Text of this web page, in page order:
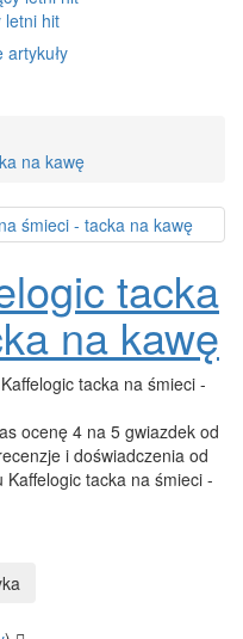
letni hit
artykuły
na kawę
tacka
na kawę
tacka na śmieci -
ocenę 4 na 5 gwiazdek od
i doświadczenia od
tacka na śmieci -